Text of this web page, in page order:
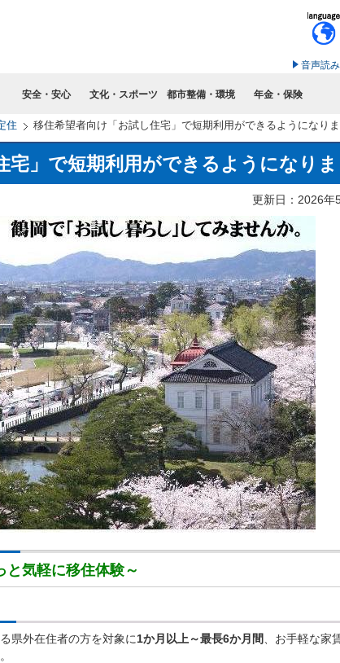
音声読
安全・安心 文化・スポーツ 都市整備・環境 年金・保険
住 移住希望者向け「お試し住宅」で短期利用ができるようになり
宅」で短期利用ができるようになり
更新日：2026年
と気軽に移住体験～
県外在住者の方を対象に1か月以上～最長6か月間
、お手軽な家